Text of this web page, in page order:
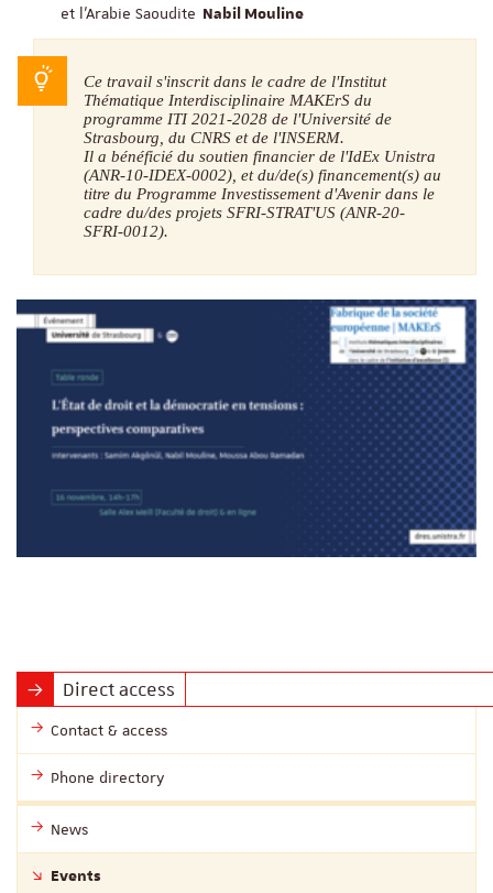
et l'Arabie Saoudite Nabil Mouline
Ce travail s'inscrit dans le cadre de l'Institut
Thématique Interdisciplinaire MAKErS du
programme ITI 2021-2028 de l'Université de
Strasbourg, du CNRS et de l'INSERM.
Il a bénéficié du soutien financier de l'IdEx Unistra
(ANR-10-IDEX-0002), et du/de(s) financement(s) au
titre du Programme Investissement d'Avenir dans le
cadre du/des projets SFRI-STRAT'US (ANR-20-
SFRI-0012).
Direct access
Contact & access
Phone directory
News
Events